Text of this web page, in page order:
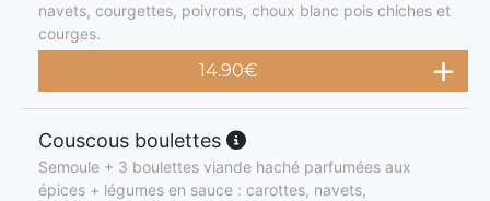
navets, courgettes, poivrons, choux blanc pois chiches et
courges.
14.90€
Couscous boulettes
Semoule + 3 boulettes viande haché parfumées aux
épices + légumes en sauce : carottes, navets,